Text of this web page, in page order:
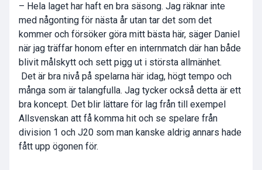
– Hela laget har haft en bra säsong. Jag räknar inte
med någonting för nästa år utan tar det som det
kommer och försöker göra mitt bästa här, säger Daniel
när jag träffar honom efter en internmatch där han både
blivit målskytt och sett pigg ut i största allmänhet.
 Det är bra nivå på spelarna här idag, högt tempo och
många som är talangfulla. Jag tycker också detta är ett
bra koncept. Det blir lättare för lag från till exempel
Allsvenskan att få komma hit och se spelare från
division 1 och J20 som man kanske aldrig annars hade
fått upp ögonen för.